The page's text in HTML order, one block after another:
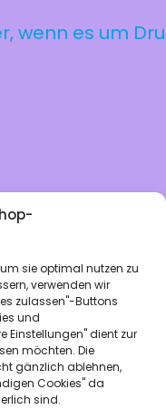
sie optimal nutzen zu
verwenden wir
zulassen"-Buttons
und
Einstellungen" dient zur
möchten. Die
gänzlich ablehnen,
Cookies" da
sind.
wenn es um